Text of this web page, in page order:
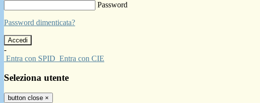
Password
Password dimenticata?
-
Entra con SPID Entra con CIE
Seleziona utente
button close ×